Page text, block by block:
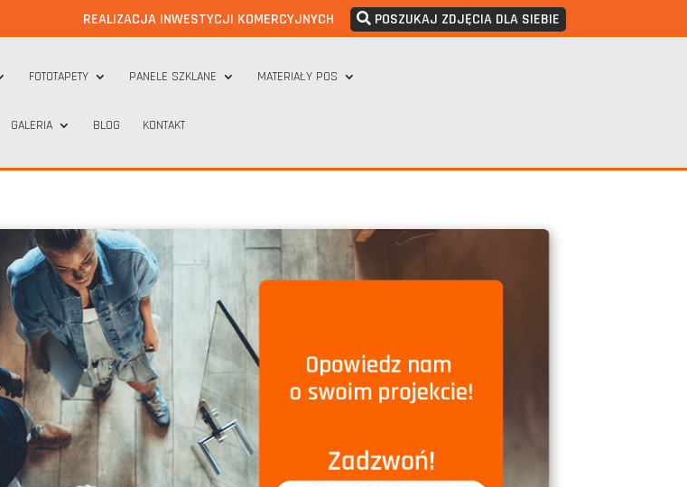
REALIZACJA INWESTYCJI KOMERCYJNYCH POSZUKAJ ZDJĘCIA DLA SIEBIE
FOTOTAPETY PANELE SZKLANE MATERIAŁY POS
GALERIA BLOG KONTAKT